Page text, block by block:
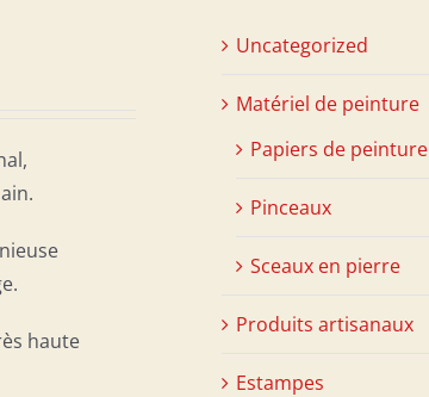
haute
Uncategorized
Matériel de peinture
Papiers de peinture
Pinceaux
Sceaux en pierre
Produits artisanaux
Estampes